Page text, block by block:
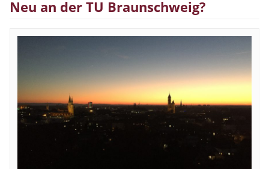
Neu an der TU Braunschweig?